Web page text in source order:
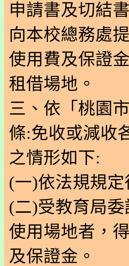
申請書及切結
向本校總務處
使用費及保證
租借場地。
三、依「桃園
條:免收或減收
之情形如下:
(一)依法規規
(二)受教育局
使用場地者，
及保證金。